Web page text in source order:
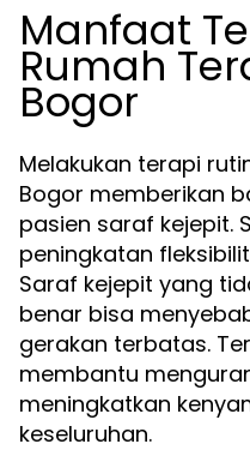
Manfaat
Rumah
Bogor
Melakukan terapi
Bogor memberikan
pasien saraf kejepit.
peningkatan
Saraf kejepit yang
benar bisa
gerakan terbatas.
membantu
meningkatkan
keseluruhan.